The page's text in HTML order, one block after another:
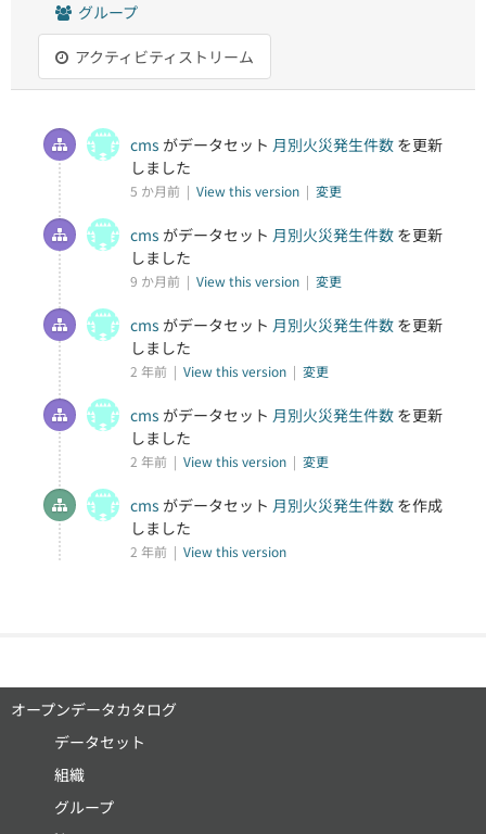
グループ
アクティビティストリーム
cms がデータセット 月別火災発生件数 を更新
しました
5 か月前 | View this version | 変更
cms がデータセット 月別火災発生件数 を更新
しました
9 か月前 | View this version | 変更
cms がデータセット 月別火災発生件数 を更新
しました
2 年前 | View this version | 変更
cms がデータセット 月別火災発生件数 を更新
しました
2 年前 | View this version | 変更
cms がデータセット 月別火災発生件数 を作成
しました
2 年前 | View this version
オープンデータカタログ
データセット
組織
グループ